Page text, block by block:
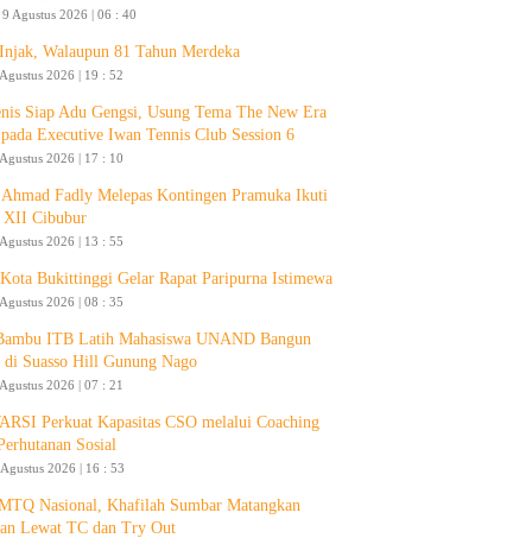
Agustus 2026 | 06 : 40
Walaupun 81 Tahun Merdeka
2026 | 19 : 52
Siap Adu Gengsi, Usung Tema The New Era
Executive Iwan Tennis Club Session 6
2026 | 17 : 10
Ahmad Fadly Melepas Kontingen Pramuka Ikuti
XII Cibubur
2026 | 13 : 55
Bukittinggi Gelar Rapat Paripurna Istimewa
2026 | 08 : 35
ITB Latih Mahasiswa UNAND Bangun
di Suasso Hill Gunung Nago
2026 | 07 : 21
Perkuat Kapasitas CSO melalui Coaching
Sosial
2026 | 16 : 53
Nasional, Khafilah Sumbar Matangkan
Lewat TC dan Try Out